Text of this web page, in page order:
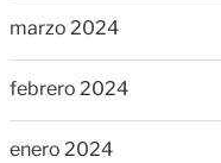
marzo 2024
febrero 2024
enero 2024